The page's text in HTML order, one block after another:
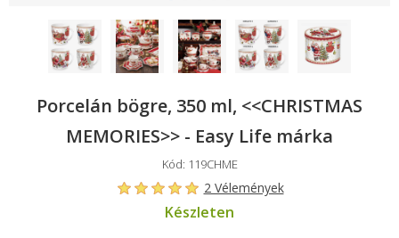
Porcelán bögre, 350 ml, <<CHRISTMAS
MEMORIES>> - Easy Life márka
Kód: 119CHME
2 Vélemények
Készleten